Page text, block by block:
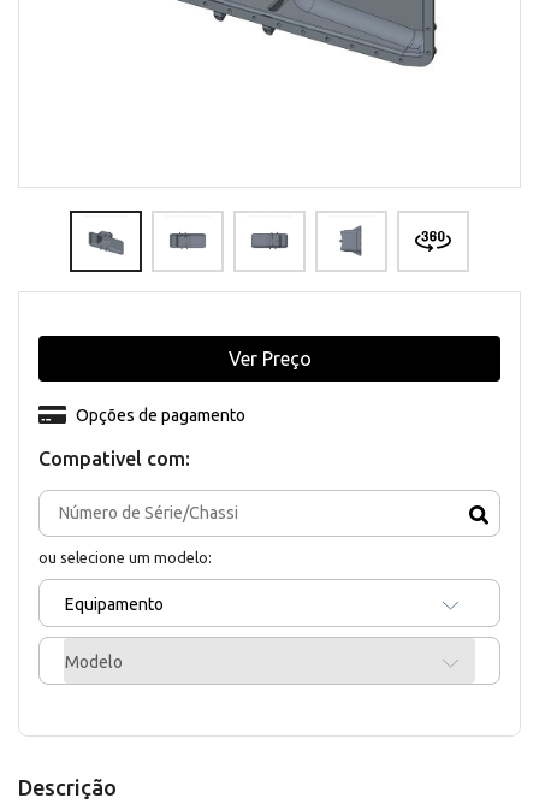
Compativel com:
ou selecione um modelo:
Equipamento
Modelo
Opções de pagamento
Ver Preço
Descrição